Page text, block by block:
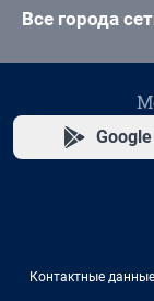
Все города
Контактные